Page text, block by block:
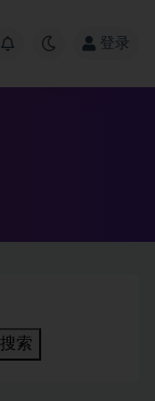
登录
搜索